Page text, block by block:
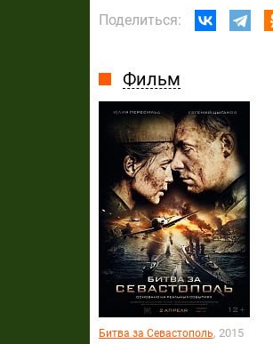
Поделиться:
Фильм
Битва за Севастополь, 2015